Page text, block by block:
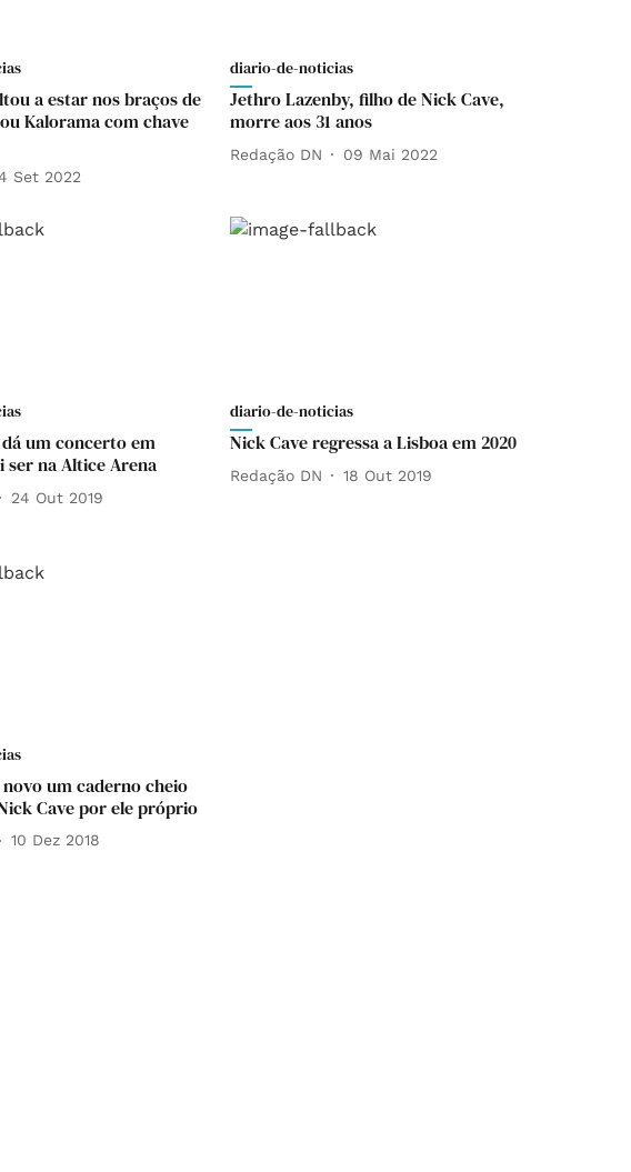
a estar nos braços de
Kalorama com chave
Set 2022
diario-de-noticias
Jethro Lazenby, filho de Nick Cave,
morre aos 31 anos
Redação DN 09 Mai 2022
um concerto em
ser na Altice Arena
24 Out 2019
diario-de-noticias
Nick Cave regressa a Lisboa em 2020
Redação DN 18 Out 2019
um caderno cheio
Cave por ele próprio
10 Dez 2018